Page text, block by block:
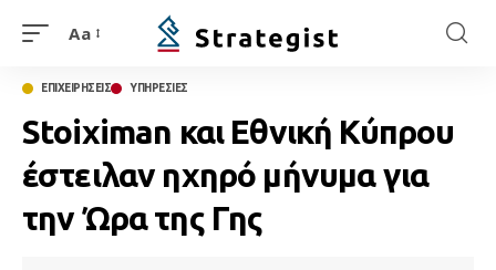
Aa
ΕΠΙΧΕΙΡΗΣΕΙΣ ΥΠΗΡΕΣΙΕΣ
Stoiximan και Εθνική Κύπρου
έστειλαν ηχηρό μήνυμα για
την Ώρα της Γης